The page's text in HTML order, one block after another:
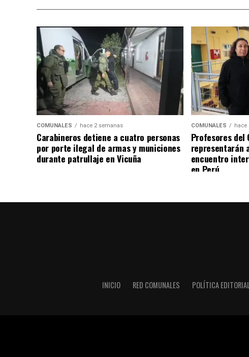
COMUNALES hace 2 semanas
Carabineros detiene a cuatro personas
por porte ilegal de armas y municiones
durante patrullaje en Vicuña
COMUNALES hace
Profesores del
representarán
encuentro
en Perú
INICIO RED COMUNALES POLÍTICA